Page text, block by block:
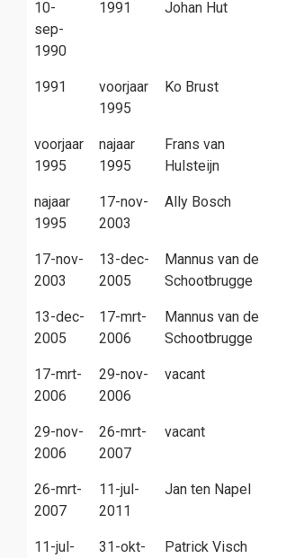
10-
sep-
1990
1991 Johan Hut
1991
voorjaar
1995
Ko Brust
voorjaar
1995
najaar
1995
Frans van
Hulsteijn
najaar
1995
17-nov-
2003
Ally Bosch
17-nov-
2003
13-dec-
2005
Mannus van de
Schootbrugge
13-dec-
2005
17-mrt-
2006
Mannus van de
Schootbrugge
17-mrt-
2006
29-nov-
2006
vacant
29-nov-
2006
26-mrt-
2007
vacant
26-mrt-
2007
11-jul-
2011
Jan ten Napel
11-jul-
31-okt-
Patrick Visch